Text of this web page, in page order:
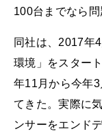
100台までなら問
同社は、2017年
環境」をスター
年11月から今年
てきた。実際に
ンサーをエンド